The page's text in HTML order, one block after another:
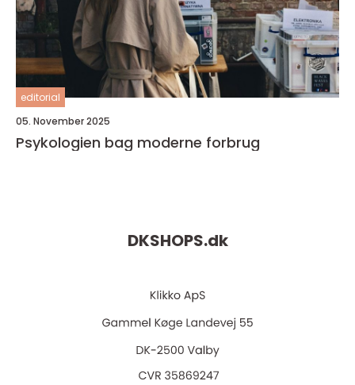
editorial
05. November 2025
Psykologien bag moderne forbrug
DKSHOPS.dk